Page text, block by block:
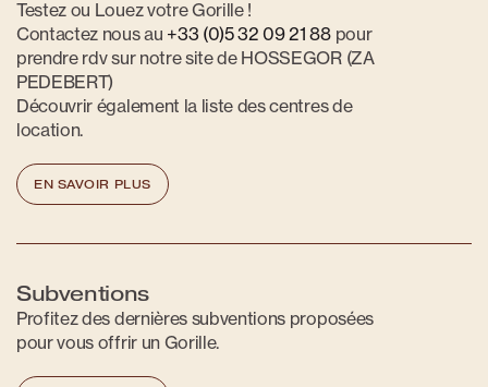
Testez ou Louez votre Gorille !
Contactez nous au +33 (0)5 32 09 21 88pour
prendre rdv sur notre site de HOSSEGOR (ZA
PEDEBERT)
Découvrir également la liste des centres de
location.
EN SAVOIR PLUS
Subventions
Profitez des dernières subventions proposées
pour vous offrir un Gorille.